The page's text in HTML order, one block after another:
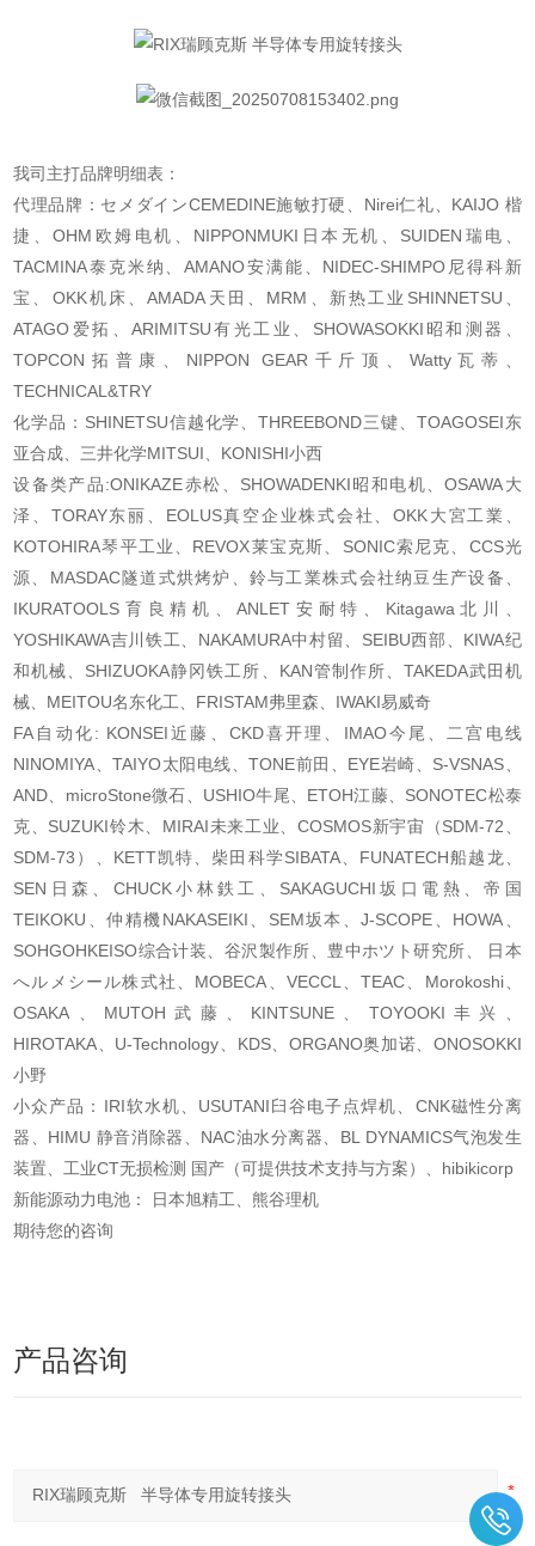
我司主打品牌明细表：
代理品牌：セメダインCEMEDINE施敏打硬、Nirei仁礼、KAIJO 楷
捷、OHM欧姆电机、NIPPONMUKI日本无机、SUIDEN瑞电、
TACMINA泰克米纳、AMANO安满能、NIDEC-SHIMPO尼得科新
宝、OKK机床、AMADA天田、MRM、新热工业SHINNETSU、
ATAGO爱拓、ARIMITSU有光工业、SHOWASOKKI昭和测器、
TOPCON拓普康、NIPPON GEAR千斤顶、Watty瓦蒂、
TECHNICAL&TRY
化学品：SHINETSU信越化学、THREEBOND三键、TOAGOSEI东
亚合成、三井化学MITSUI、KONISHI小西
设备类产品:ONIKAZE赤松、SHOWADENKI昭和电机、OSAWA大
泽、TORAY东丽、EOLUS真空企业株式会社、OKK大宮工業、
KOTOHIRA琴平工业、REVOX莱宝克斯、SONIC索尼克、CCS光
源、MASDAC隧道式烘烤炉、鈴与工業株式会社纳豆生产设备、
IKURATOOLS育良精机、ANLET安耐特、Kitagawa北川、
YOSHIKAWA吉川铁工、NAKAMURA中村留、SEIBU西部、KIWA纪
和机械、SHIZUOKA静冈铁工所、KAN管制作所、TAKEDA武田机
械、MEITOU名东化工、FRISTAM弗里森、IWAKI易威奇
FA自动化: KONSEI近藤、CKD喜开理、IMAO今尾、二宫电线
NINOMIYA、TAIYO太阳电线、TONE前田、EYE岩崎、S-VSNAS、
AND、microStone微石、USHIO牛尾、ETOH江藤、SONOTEC松泰
克、SUZUKI铃木、MIRAI未来工业、COSMOS新宇宙（SDM-72、
SDM-73）、KETT凯特、柴田科学SIBATA、FUNATECH船越龙、
SEN日森、CHUCK小林鉄工、SAKAGUCHI坂口電熱、帝国
TEIKOKU、仲精機NAKASEIKI、SEM坂本、J-SCOPE、HOWA、
SOHGOHKEISO综合计装、谷沢製作所、豊中ホツト研究所、 日本
へルメシール株式社、MOBECA、VECCL、TEAC、Morokoshi、
OSAKA、MUTOH武藤、KINTSUNE、TOYOOKI丰兴、
HIROTAKA、U-Technology、KDS、ORGANO奥加诺、ONOSOKKI
小野
小众产品：IRI软水机、USUTANI臼谷电子点焊机、CNK磁性分离
器、HIMU 静音消除器、NAC油水分离器、BL DYNAMICS气泡发生
装置、工业CT无损检测 国产（可提供技术支持与方案）、hibikicorp
新能源动力电池： 日本旭精工、熊谷理机
期待您的咨询
产品咨询